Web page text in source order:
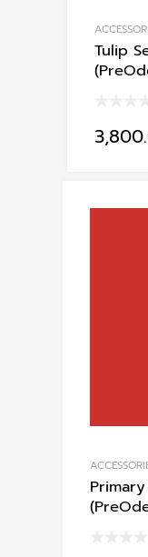
Tulip